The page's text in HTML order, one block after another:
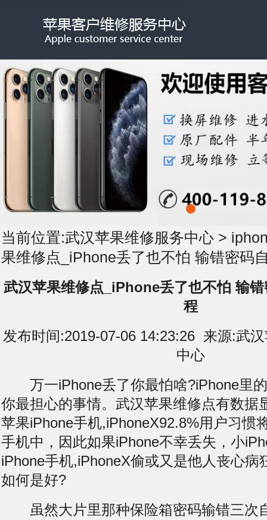
当前位置:武汉苹果维修服务中心 >
果维修点_iPhone丢了也不怕 输错密码
武汉苹果维修点_iPhone丢了也不怕 输
程
发布时间:2019-07-06 14:23:26 来源:武
中心
万一iPhone丢了你最怕啥?iPhone里
你最担心的事情。武汉苹果维修点有数据
苹果iPhone手机,iPhoneX92.8%用户习惯
手机中，因此如果iPhone不幸丢失 ，小
iPhone手机,iPhoneX偷或又是他人丧心病
如何是好?
虽然大片里那种保险箱密码输错三次